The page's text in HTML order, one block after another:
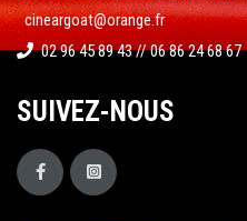
cineargoat@orange.fr
02 96 45 89 43 // 06 86 24 68 67
SUIVEZ-NOUS